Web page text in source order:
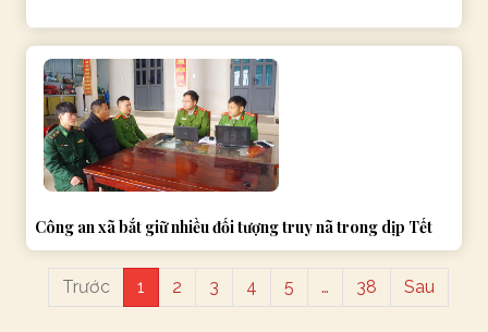
Công an xã bắt giữ nhiều đối tượng truy nã trong dịp Tết
Trước 1 2 3 4 5 … 38 Sau